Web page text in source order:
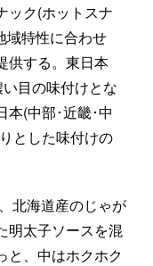
ック(ホットスナ
域特性に合わせ
供する。東日本
目の味付けとな
本(中部･近畿･中
とした味付けの
北海道産のじゃが
明太子ソースを混
と、中はホクホク